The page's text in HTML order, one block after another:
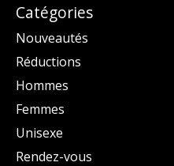
Catégories
Nouveautés
Réductions
Hommes
Femmes
Unisexe
Rendez-vous